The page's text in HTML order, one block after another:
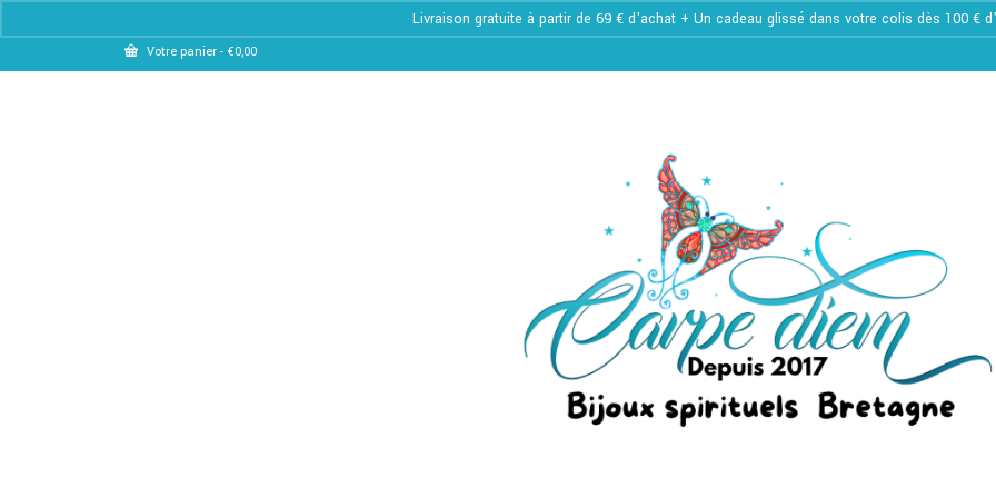
Livraison gratuite à partir de 69 € d'achat + Un cadeau glissé dans votre colis dès 100 €
Votre panier - €0,00